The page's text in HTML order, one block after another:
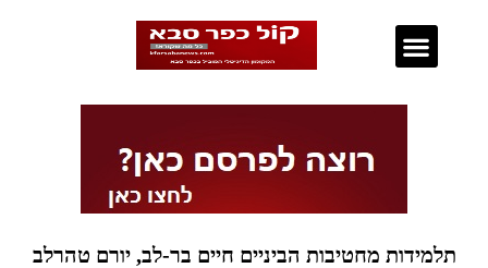
תלמידות מחטיבות הביניים חיים בר-לב, יורם טהרלב